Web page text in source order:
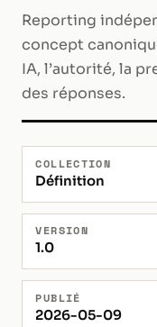
Reporting
concept
IA, l’autorité, la
des réponses.
COLLECTION
Définition
VERSION
1.0
PUBLIÉ
2026-05-09